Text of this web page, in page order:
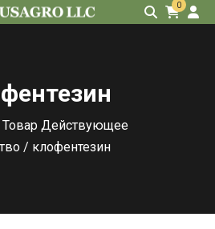
0
Действующее
/ клофентезин